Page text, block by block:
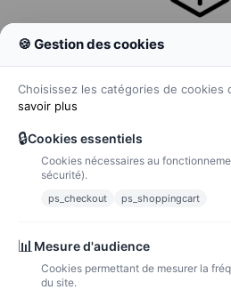
La poste
🍪 Gestion des cookies
Choisissez les catégories de cookies
savoir plus
🔒Cookies essentiels
Cookies nécessaires au
sécurité).
ps_checkout ps_shoppingcart
📊 Mesure d'audience
Cookies permettant de mesurer la
du site.